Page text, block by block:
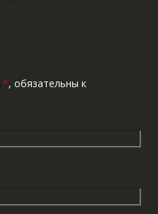
*, обязательны к